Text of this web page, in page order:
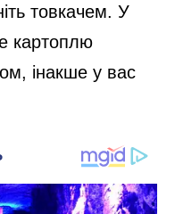
товкачем. У
картоплю
інакше у вас